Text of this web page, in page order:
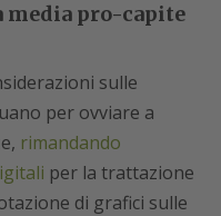
media pro-capite
sulle
per ovviare a
rimandando
per la trattazione
di grafici sulle